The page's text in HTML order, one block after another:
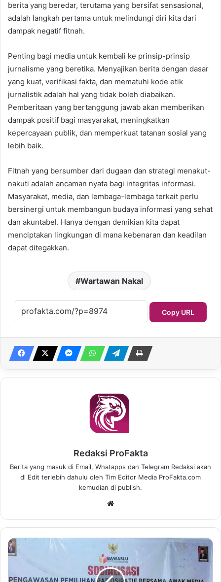
berita yang beredar, terutama yang bersifat sensasional,
adalah langkah pertama untuk melindungi diri kita dari
dampak negatif fitnah.
Penting bagi media untuk kembali ke prinsip-prinsip
jurnalisme yang beretika. Menyajikan berita dengan dasar
yang kuat, verifikasi fakta, dan mematuhi kode etik
jurnalistik adalah hal yang tidak boleh diabaikan.
Pemberitaan yang bertanggung jawab akan memberikan
dampak positif bagi masyarakat, meningkatkan
kepercayaan publik, dan memperkuat tatanan sosial yang
lebih baik.
Fitnah yang bersumber dari dugaan dan strategi menakut-
nakuti adalah ancaman nyata bagi integritas informasi.
Masyarakat, media, dan lembaga-lembaga terkait perlu
bersinergi untuk membangun budaya informasi yang sehat
dan akuntabel. Hanya dengan demikian kita dapat
menciptakan lingkungan di mana kebenaran dan keadilan
dapat ditegakkan.
Wartawan Nakal
Copy URL
Redaksi ProFakta
Berita yang masuk di Email, Whatapps dan Telegram Redaksi akan
di Edit terlebih dahulu oleh Tim Editor Media ProFakta.com
kemudian di publish.
te